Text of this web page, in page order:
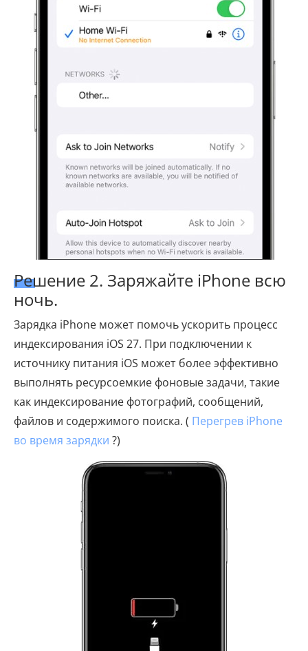
Решение 2. Заряжайте iPhone всю
ночь.
Зарядка iPhone может помочь ускорить процесс
индексирования iOS 27. При подключении к
источнику питания iOS может более эффективно
выполнять ресурсоемкие фоновые задачи, такие
как индексирование фотографий, сообщений,
файлов и содержимого поиска. ( Перегрев iPhone
во время зарядки ?)